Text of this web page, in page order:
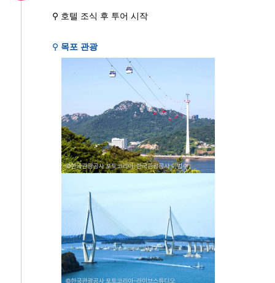
⚲ 호텔 조식 후 투어 시작
⚲ 목포 관광